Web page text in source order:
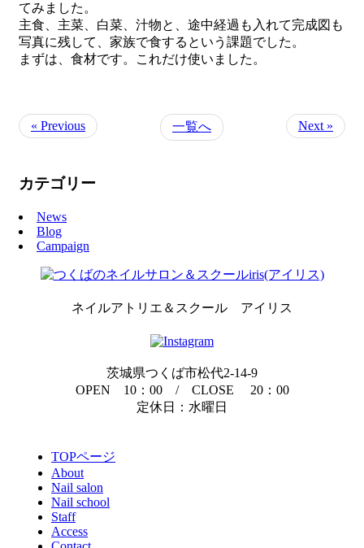
てみました。
主食、主菜、白菜、汁物と、途中経過も入れて完成図も
写真に残して、家族で食するという課題でした。
まずは、食材です。これだけ使いました。
« Previous 一覧へ Next »
カテゴリー
News
Blog
Campaign
ネイルアトリエ＆スクール アイリス
茨城県つくば市松代2-14-9
OPEN 10：00 / CLOSE 20：00
定休日：水曜日
TOPページ
About
Nail salon
Nail school
Staff
Access